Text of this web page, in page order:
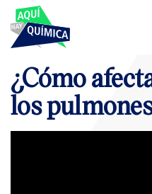
¿Cómo
los